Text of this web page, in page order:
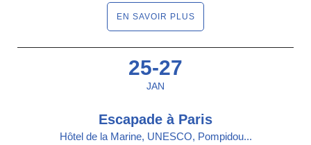
EN SAVOIR PLUS
25-27
JAN
Escapade à Paris
Hôtel de la Marine, UNESCO, Pompidou...